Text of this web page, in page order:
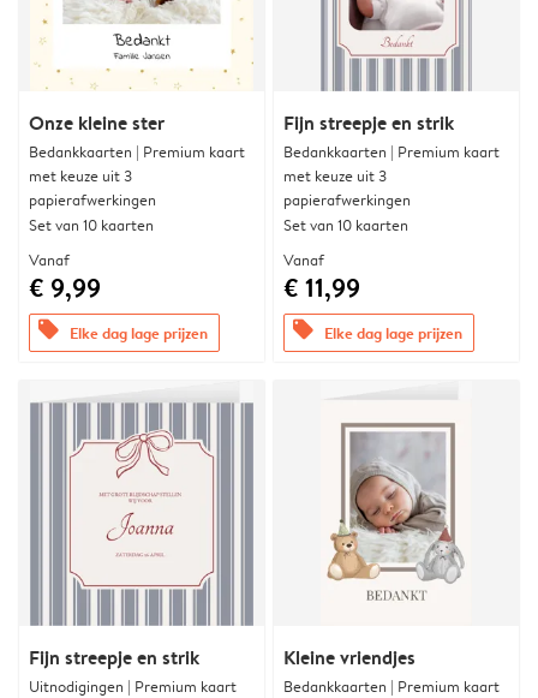
Onze kleine ster
Bedankkaarten | Premium kaart
met keuze uit 3
papierafwerkingen
Set van 10 kaarten
Vanaf
€ 9,99
offers Elke dag lage prijzen
Fijn streepje en strik
Bedankkaarten | Premium kaart
met keuze uit 3
papierafwerkingen
Set van 10 kaarten
Vanaf
€ 11,99
offers Elke dag lage prijzen
Fijn streepje en strik
Uitnodigingen | Premium kaart
Kleine vriendjes
Bedankkaarten | Premium kaart